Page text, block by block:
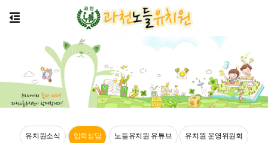
유치원소식 입학상담 노들유치원 유튜브 유치원 운영위원회
커뮤니티